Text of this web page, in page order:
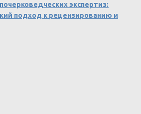
экспертиз:
подход к рецензированию и